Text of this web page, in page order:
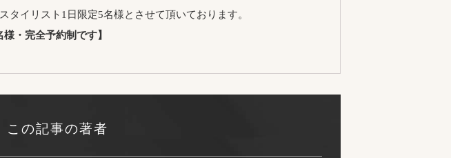
イリスト1日限定5名様とさせて頂いております。
・完全予約制です】
この記事の著者